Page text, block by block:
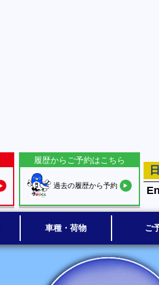
履歴からご予約はこちら
過去の履歴から予約
車種・荷物 ご